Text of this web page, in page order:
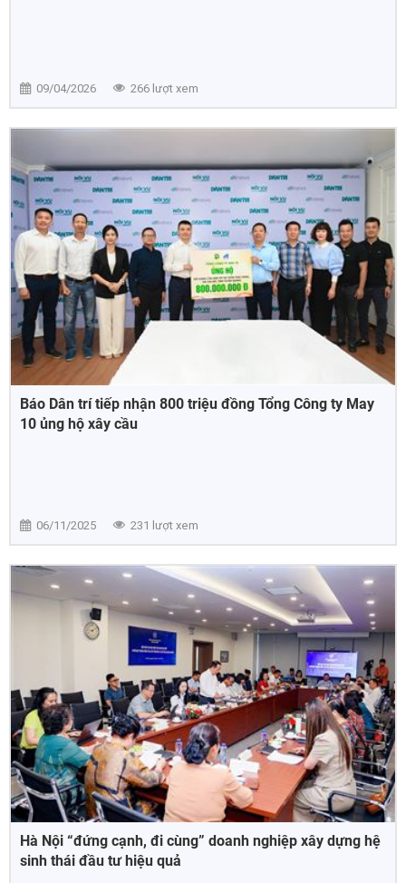
09/04/2026 266 lượt xem
Báo Dân trí tiếp nhận 800 triệu đồng Tổng Công ty May
10 ủng hộ xây cầu
06/11/2025 231 lượt xem
Hà Nội “đứng cạnh, đi cùng” doanh nghiệp xây dựng hệ
sinh thái đầu tư hiệu quả